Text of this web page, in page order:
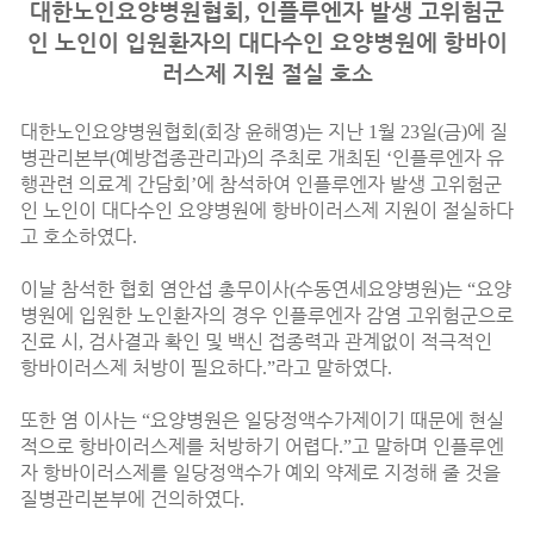
대한노인요양병원협회 , 인플루엔자 발생 고위험군
인 노인이 입원환자의 대다수인 요양병원에 항바이
러스제 지원 절실 호소
대한노인요양병원협회 (회장 윤해영)는 지난 1월 23일(금)에 질
병관리본부(예방접종관리과)의 주최로 개최된 ‘인플루엔자 유
행관련 의료계 간담회 ’에 참석하여 인플루엔자 발생 고위험군
인 노인이 대다수인 요양병원에 항바이러스제 지원이 절실하다
고 호소하였다.
이날 참석한 협회 염안섭 총무이사(수동연세요양병원)는 “요양
병원에 입원한 노인환자의 경우 인플루엔자 감염 고위험군으로
진료 시 , 검사결과 확인 및 백신 접종력과 관계없이 적극적인
항바이러스제 처방이 필요하다.”라고 말하였다.
또한 염 이사는 “요양병원은 일당정액수가제이기 때문에 현실
적으로 항바이러스제를 처방하기 어렵다.”고 말하며 인플루엔
자 항바이러스제를 일당정액수가 예외 약제로 지정해 줄 것을
질병관리본부에 건의하였다.